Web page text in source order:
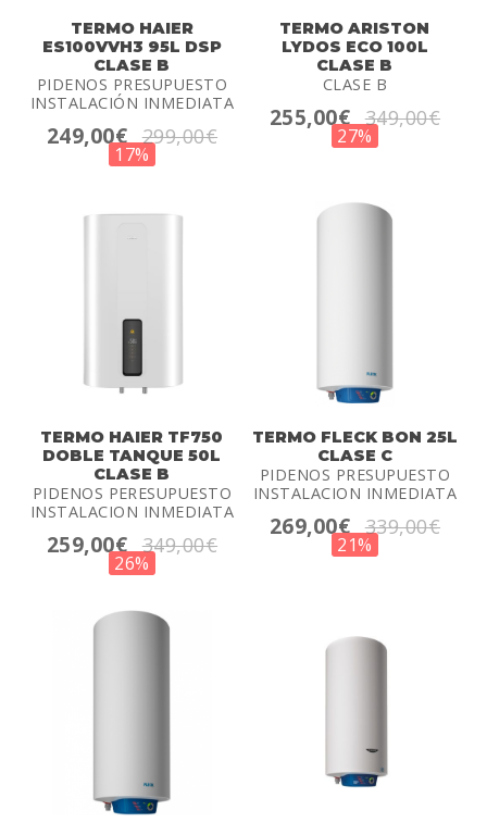
TERMO HAIER
ES100VVH3 95L DSP
CLASE B
PIDENOS PRESUPUESTO
INSTALACIÓN INMEDIATA
249,00€ 299,00€
17%
TERMO ARISTON
LYDOS ECO 100L
CLASE B
CLASE B
255,00€ 349,00€
27%
TERMO HAIER TF750
DOBLE TANQUE 50L
CLASE B
PIDENOS PERESUPUESTO
INSTALACION INMEDIATA
259,00€ 349,00€
26%
TERMO FLECK BON 25L
CLASE C
PIDENOS PRESUPUESTO
INSTALACION INMEDIATA
269,00€ 339,00€
21%